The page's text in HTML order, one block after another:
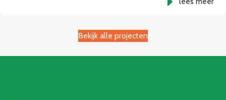
Bekijk alle projecten